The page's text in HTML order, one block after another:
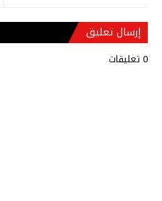
إرسال تعليق
0 تعليقات